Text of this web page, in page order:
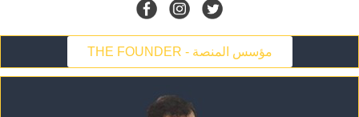
THE FOUNDER - مؤسس المنصة